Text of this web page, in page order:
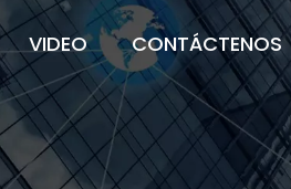
VIDEO CONTÁCTENOS